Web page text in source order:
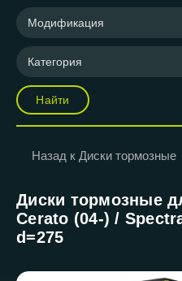
Модификация
Категория
Найти
Назад к Диски тормозные
Диски тормозные
Cerato (04-) /
d=275